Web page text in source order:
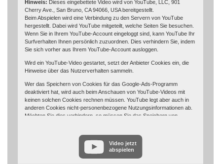
Hinweis: Dieses eingebettete Video wird von YouTube, LLC, 901
Cherry Ave., San Bruno, CA 94066, USA bereitgestellt.
Beim Abspielen wird eine Verbindung zu den Servern von YouTube
hergestellt. Dabei wird YouTube mitgeteilt, welche Seiten Sie besuchen.
Wenn Sie in Ihrem YouTube-Account eingeloggt sind, kann YouTube Ihr
Surfverhalten Ihnen persönlich zuzuordnen. Dies verhindern Sie, indem
Sie sich vorher aus Ihrem YouTube-Account ausloggen.
Wird ein YouTube-Video gestartet, setzt der Anbieter Cookies ein, die
Hinweise über das Nutzerverhalten sammeln.
Wer das Speichern von Cookies für das Google-Ads-Programm
deaktiviert hat, wird auch beim Anschauen von YouTube-Videos mit
keinen solchen Cookies rechnen müssen. YouTube legt aber auch in
anderen Cookies nicht-personenbezogene Nutzungsinformationen ab.
Möchten Sie dies verhindern, so müssen Sie das Speichern von
Weitere Informationen zum Datenschutz bei „YouTube“ finden Sie in der
Datenschutzerklärung des Anbieters unter:
https://www.google.de/intl/de/policies/privacy/
Video jetzt
abspielen